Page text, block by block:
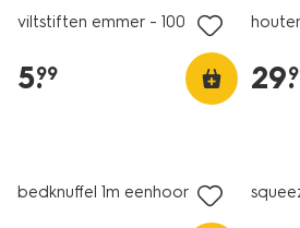
viltstiften emmer - 100 stuks
5.
99 29.
bedknuffel 1m eenhoorn